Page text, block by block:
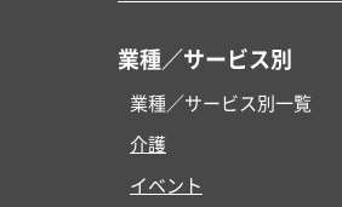
業種／サービス別
業種／サービス別一覧
介護
イベント